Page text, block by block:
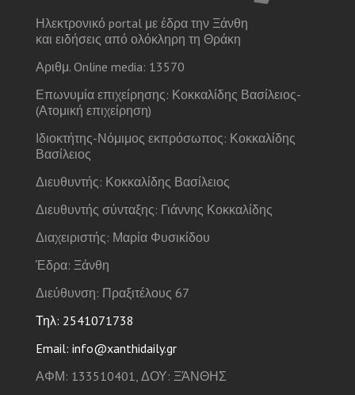
Ηλεκτρονικό portal με έδρα την Ξάνθη
και ειδήσεις από ολόκληρη τη Θράκη
Αριθμ. Online media: 13570
Επωνυμία επιχείρησης: Κοκκαλίδης Βασίλειος-
(Ατομική επιχείρηση)
Ιδιοκτήτης-Νόμιμος εκπρόσωπος: Κοκκαλίδης
Βασίλειος
Διευθυντής: Κοκκαλίδης Βασίλειος
Διευθυντής σύνταξης: Γιάννης Κοκκαλίδης
Διαχειριστής: Μαρία Φυσικίδου
Έδρα: Ξάνθη
Διεύθυνση: Πραξιτέλους 67
Τηλ: 2541071738
Email: info@xanthidaily.gr
ΑΦΜ: 133510401, ΔΟΥ: ΞΆΝΘΗΣ